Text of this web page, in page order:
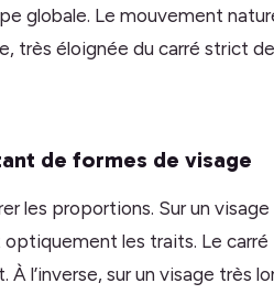
globale. Le mouvement
très éloignée du carré strict
de formes de visage
les proportions. Sur un visage
optiquement les traits. Le carré
l’inverse, sur un visage très